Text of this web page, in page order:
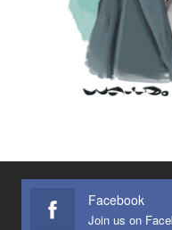
Facebook